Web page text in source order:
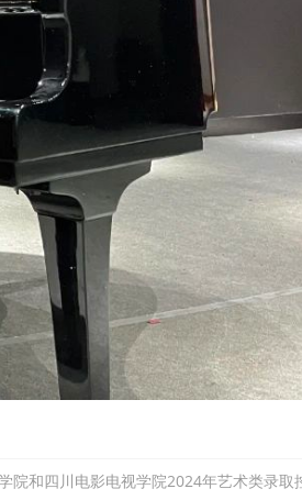
院和四川电影电视学院2024年艺术类录取